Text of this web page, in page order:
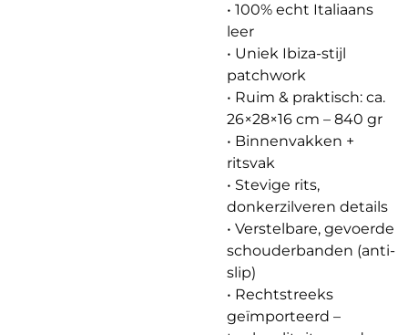
• 100% echt Italiaans
leer
• Uniek Ibiza-stijl
patchwork
• Ruim & praktisch: ca.
26×28×16 cm – 840 gr
• Binnenvakken +
ritsvak
• Stevige rits,
donkerzilveren details
• Verstelbare, gevoerde
schouderbanden (anti-
slip)
• Rechtstreeks
geïmporteerd –